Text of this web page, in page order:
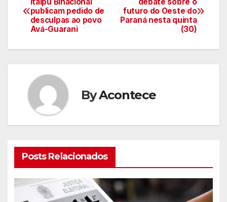
de
debate sobre o
futuro do Oeste do
Paraná nesta quinta
(30)
Itaipu Binacional
publicam pedido de
desculpas ao povo
Avá-Guarani
ByAcontece
Posts Relacionados